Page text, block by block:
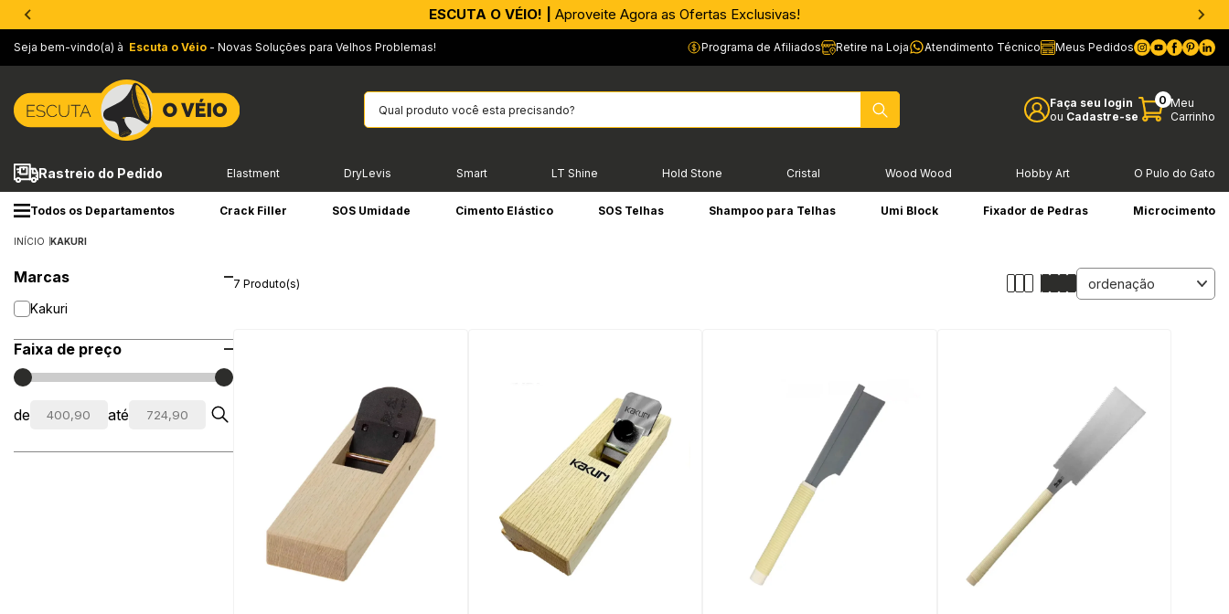
APROVEITE AGORA |PIX parcelado em até 4x sem Juros!*
ESCUTA O VÉIO! | Aproveite Agora as Ofertas Exclusivas!
…
Seja bem-vindo(a) à Escuta o Véio - Novas Soluções para Velhos Problemas! Programa de Afiliados Retire na Loja Atendimento Técnico Meus Pedidos
Faça seu login
ou Cadastre-se
0 Meu
Carrinho
Rastreio do Pedido Elastment DryLevis Smart LT Shine Hold Stone Cristal Wood Wood Hobby Art O Pulo do Gato
Todos os Departamentos Crack Filler SOS Umidade Cimento Elástico SOS Telhas Shampoo para Telhas Umi Block Fixador de Pedras Microcimento
INÍCIO KAKURI
Marcas
Kakuri
Faixa de preço
de até
7 Produto(s)